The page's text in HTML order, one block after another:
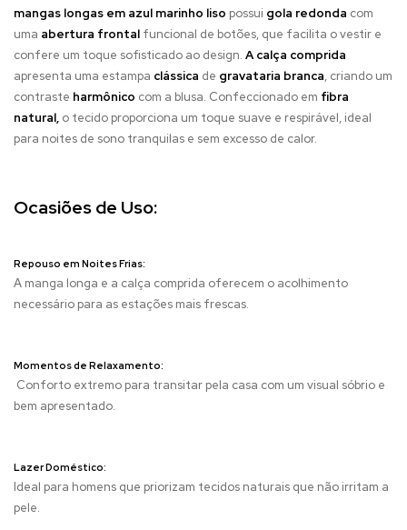
mangas longas em azul marinho liso possui gola redonda com
uma abertura frontal funcional de botões, que facilita o vestir e
confere um toque sofisticado ao design. A calça comprida
apresenta uma estampa clássica de gravataria branca, criando um
contraste harmônico com a blusa. Confeccionado em fibra
natural, o tecido proporciona um toque suave e respirável, ideal
para noites de sono tranquilas e sem excesso de calor.
Ocasiões de Uso:
Repouso em Noites Frias:
A manga longa e a calça comprida oferecem o acolhimento
necessário para as estações mais frescas.
Momentos de Relaxamento:
Conforto extremo para transitar pela casa com um visual sóbrio e
bem apresentado.
Lazer Doméstico:
Ideal para homens que priorizam tecidos naturais que não irritam a
pele.